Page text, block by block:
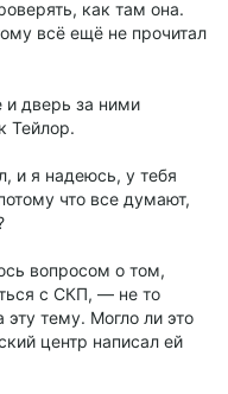
как там она.
всё ещё не прочитал
и дверь за ними
Тейлор.
и я надеюсь, у тебя
что все думают,
вопросом о том,
с СКП, — не то
тему. Могло ли это
центр написал ей